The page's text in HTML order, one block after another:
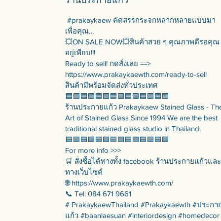
#prakaykaew คัดสรรกระจกหลากหลายแบบมา
เพื่อคุณ…
💥ON SALE NOW💥สินค้าสวย ๆ คุณภาพดีรอคุณ
อยู่เพียบ!!!
Ready to sell! กดสั่งเลย ==>
https://www.prakaykaewth.com/ready-to-sell
สินค้ามีพร้อมจัดส่งทั่วประเทศ
🟦🟪🟦🟪🟦🟪🟦🟪🟦🟪🟦🟪🟦🟪
ร้านประกายแก้ว Prakaykaew Stained Glass -
Art of Stained Glass Since 1994 We are the best
traditional stained glass studio in Thailand.
🟦🟪🟦🟪🟦🟪🟦🟪🟦🟪🟦🟪🟦🟪
For more info >>>
🛒 สั่งซื้อได้ทางทั้ง facebook ร้านประกายแก้วและ
ทางเว็บไซต์
🌐 https://www.prakaykaewth.com/
📞 Tel: 084 671 9661
# PrakaykaewThailand #Prakaykaewth #ประกา
แก้ว #baanlaesuan #interiordesign #homedecor